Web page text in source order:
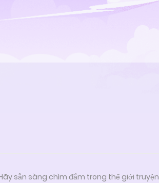
sẵn sàng chìm đắm trong thế giới truyện